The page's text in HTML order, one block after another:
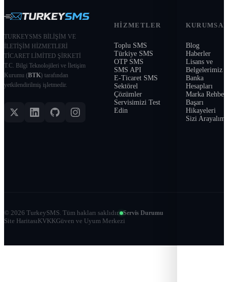
TURKEYSMS BİLİŞİM VE
İLETİŞİM HİZMETLERİ
TİCARET LİMİTED ŞİRKETİ
T.C. Bilgi Teknolojileri ve İletişim
Kurumu (BTK) tarafından
yetkilendirilmiş işletmedir.
HIZMETLER
Toplu SMS
Türkiye SMS
OTP SMS
SMS API
E-Ticaret SMS
Sektörel
Çözümler
Servisimizi Test
Edin
Blog
Haberler
Lisans ve
Belgelerimiz
Banka
Hesapları
Marka Rehberi
Başarı
Hikayeleri
Sizi Arayalım
© 2026 TurkeySMS. Tüm hakları saklıdır. Servis Durumu
Site HaritasıKVKKGüven ve Uyum Merkezi